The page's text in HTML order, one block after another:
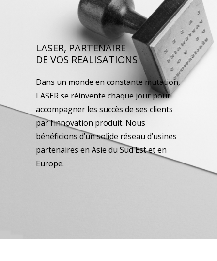
LASER, PARTENAIRE
DE VOS REALISATIONS
Dans un monde en constante mutation,
LASER se réinvente chaque jour pour
accompagner les succès de ses clients
par l’innovation produit. Nous
bénéficions d’un solide réseau d’usines
partenaires en Asie du Sud Est et en
Europe.